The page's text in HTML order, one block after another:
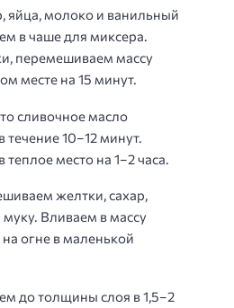
яйца, молоко и ванильный
в чаше для миксера.
перемешиваем массу
месте на 15 минут.
сливочное масло
10−12 минут.
теплое место на 1−2 часа.
желтки, сахар,
Вливаем в массу
огне в маленькой
до толщины слоя в 1,5−2